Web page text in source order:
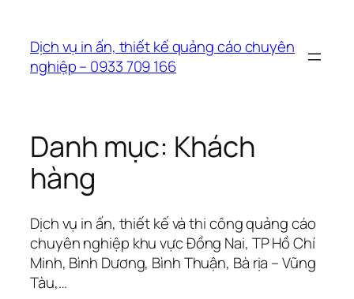
phầnDịch vụ in ấn, thiết kế quảng cáo chuyên
nghiệp – 0933 709 166
Danh mục: Khách
hàng
Dịch vụ in ấn, thiết kế và thi công quảng cáo
chuyên nghiệp khu vực Đồng Nai, TP Hồ Chí
Minh, Bình Dương, Bình Thuận, Bà rịa – Vũng
Tàu,…